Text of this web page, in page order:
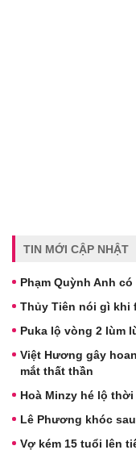
TIN MỚI CẬP NHẬT
Phạm Quỳnh Anh
Thủy Tiên nói gì khi
Puka lộ vòng 2 lùm
Việt Hương gây
mắt thất thần
Hoà Minzy hé lộ
Lê Phương khóc
Vợ kém 15 tuổi lên